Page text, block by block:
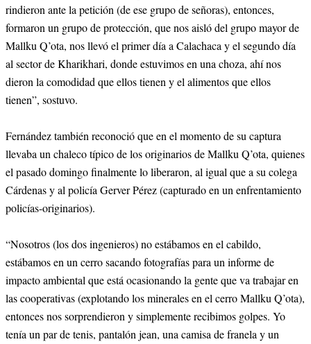
rindieron ante la petición (de ese grupo de señoras), entonces,
formaron un grupo de protección, que nos aisló del grupo mayor de
Mallku Q’ota, nos llevó el primer día a Calachaca y el segundo día
al sector de Kharikhari, donde estuvimos en una choza, ahí nos
dieron la comodidad que ellos tienen y el alimentos que ellos
tienen”, sostuvo.
Fernández también reconoció que en el momento de su captura
llevaba un chaleco típico de los originarios de Mallku Q’ota, quienes
el pasado domingo finalmente lo liberaron, al igual que a su colega
Cárdenas y al policía Gerver Pérez (capturado en un enfrentamiento
policías-originarios).
“Nosotros (los dos ingenieros) no estábamos en el cabildo,
estábamos en un cerro sacando fotografías para un informe de
impacto ambiental que está ocasionando la gente que va trabajar en
las cooperativas (explotando los minerales en el cerro Mallku Q’ota),
entonces nos sorprendieron y simplemente recibimos golpes. Yo
tenía un par de tenis, pantalón jean, una camisa de franela y un